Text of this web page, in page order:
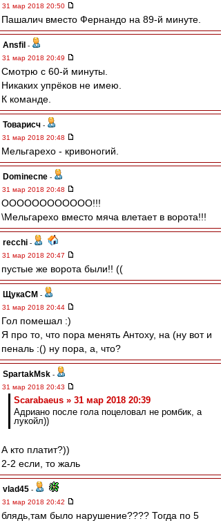
31 мар 2018 20:50
Пашалич вместо Фернандо на 89-й минуте.
Ansfil -
31 мар 2018 20:49
Смотрю с 60-й минуты.
Никаких упрёков не имею.
К команде.
Товарисч -
31 мар 2018 20:48
Мельгарехо - кривоногий.
Dominecne -
31 мар 2018 20:48
ОООООООООООО!!!
\Мельгарехо вместо мяча влетает в ворота!!!
recchi -
31 мар 2018 20:47
пустые же ворота были!! ((
ЩукаСМ -
31 мар 2018 20:44
Гол помешал :)
Я про то, что пора менять Антоху, на (ну вот и
пеналь :() ну пора, а, что?
SpartakMsk -
31 мар 2018 20:43
Scarabaeus » 31 мар 2018 20:39
Адриано после гола поцеловал не ромбик, а
лукойл))
А кто платит?))
2-2 если, то жаль
vlad45 -
31 мар 2018 20:42
блядь,там было нарушение???? Тогда по 5